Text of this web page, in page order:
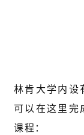
林肯大学内设
可以在这里完
课程：